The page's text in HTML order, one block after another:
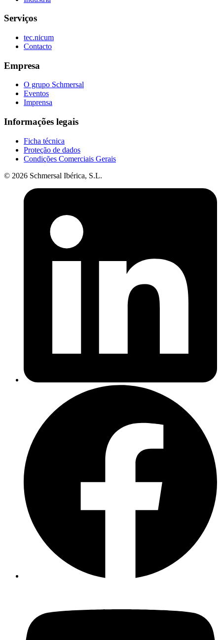
Serviços
tec.nicum
Contacto
Empresa
O grupo Schmersal
Eventos
Imprensa
Informações legais
Ficha técnica
Proteção de dados
Condições Comerciais Gerais
© 2026 Schmersal Ibérica, S.L.